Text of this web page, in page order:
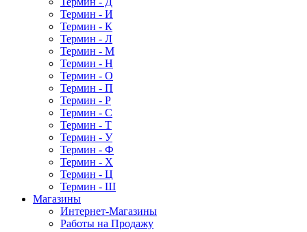
Термин - И
Термин - К
Термин - Л
Термин - М
Термин - Н
Термин - О
Термин - П
Термин - Р
Термин - С
Термин - Т
Термин - У
Термин - Ф
Термин - Х
Термин - Ц
Термин - Ш
Магазины
Интернет-Магазины
Работы на Продажу